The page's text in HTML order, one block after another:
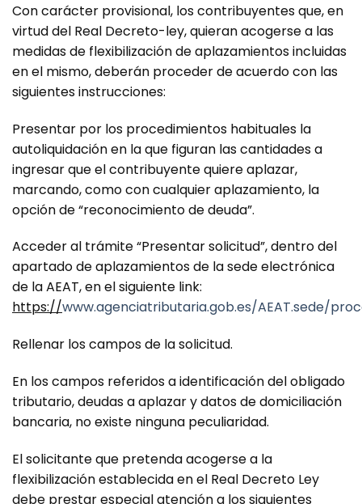
Con carácter provisional, los contribuyentes que, en
virtud del Real Decreto-ley, quieran acogerse a las
medidas de flexibilización de aplazamientos incluidas
en el mismo, deberán proceder de acuerdo con las
siguientes instrucciones:
Presentar por los procedimientos habituales la
autoliquidación en la que figuran las cantidades a
ingresar que el contribuyente quiere aplazar,
marcando, como con cualquier aplazamiento, la
opción de “reconocimiento de deuda”.
Acceder al trámite “Presentar solicitud”, dentro del
apartado de aplazamientos de la sede electrónica
de la AEAT, en el siguiente link:
https://www.agenciatributaria.gob.es/AEAT.sede/
Rellenar los campos de la solicitud.
En los campos referidos a identificación del obligado
tributario, deudas a aplazar y datos de domiciliación
bancaria, no existe ninguna peculiaridad.
El solicitante que pretenda acogerse a la
flexibilización establecida en el Real Decreto Ley
debe prestar especial atención a los siguientes